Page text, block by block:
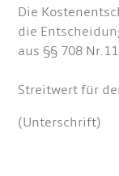
Die
die
aus §§ 708
Streitwert für
(Unterschrift)